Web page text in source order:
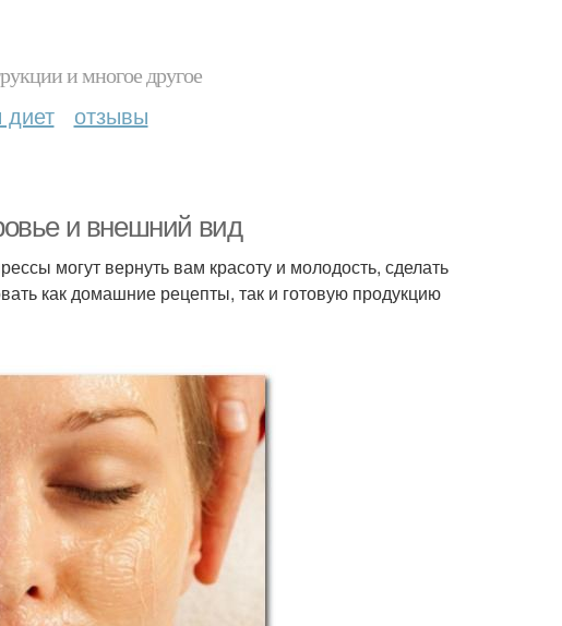
и многое другое
отзывы
и внешний вид
могут вернуть вам красоту и молодость, сделать
как домашние рецепты, так и готовую продукцию